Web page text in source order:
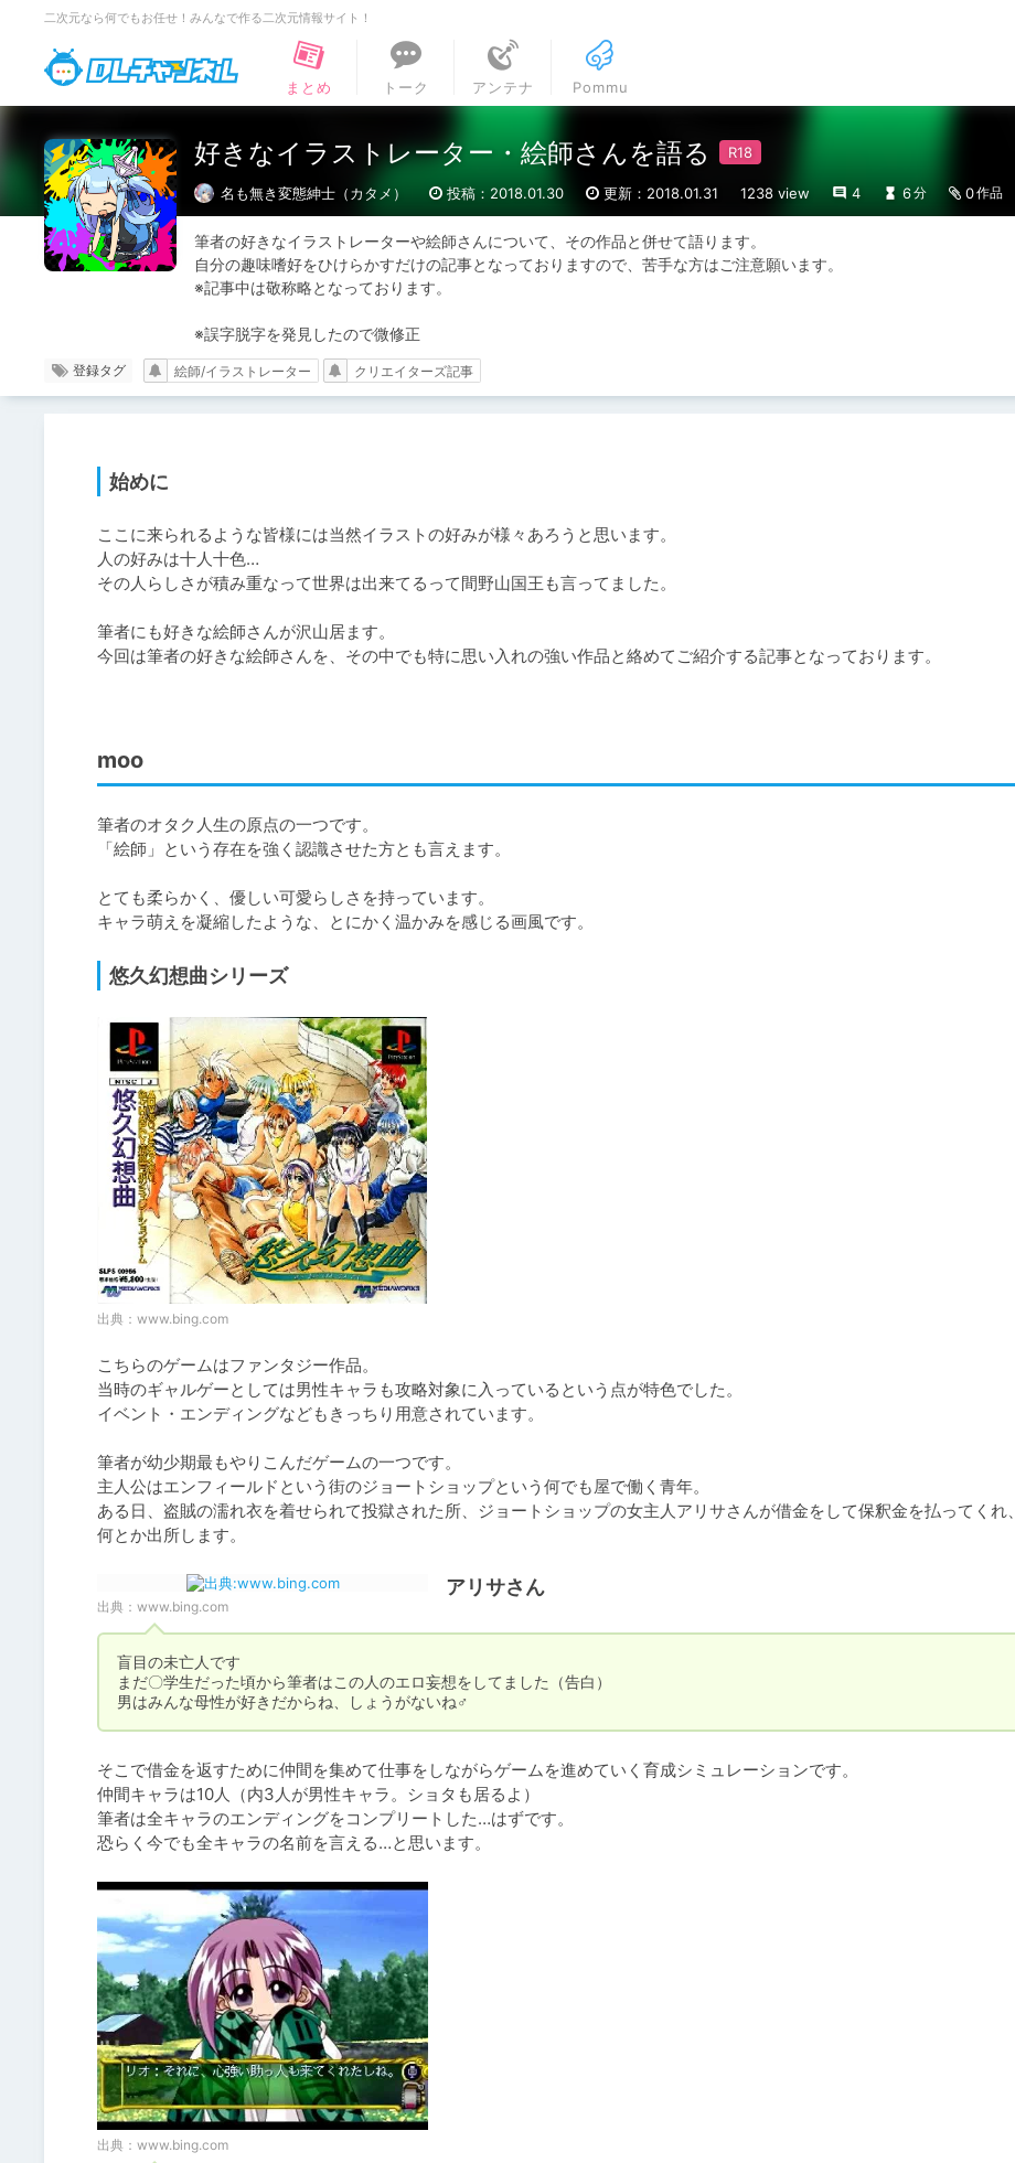
二次元なら何でもお任せ！みんなで作る二次元情報サイト！
DLチャンネル
まとめ
トーク アンテナ Pommu
好きなイラストレーター・絵師さんを語る
名も無き変態紳士（カタメ） 投稿：2018.01.30 更新：2018.01.31 1238 view 4 6分 0作品
筆者の好きなイラストレーターや絵師さんについて、その作品と併せて語ります。
自分の趣味嗜好をひけらかすだけの記事となっておりますので、苦手な方はご注意願います。
※記事中は敬称略となっております。
※誤字脱字を発見したので微修正
登録タグ 絵師/イラストレーター クリエイターズ記事
始めに
ここに来られるような皆様には当然イラストの好みが様々あろうと思います。
人の好みは十人十色…
その人らしさが積み重なって世界は出来てるって間野山国王も言ってました。
筆者にも好きな絵師さんが沢山居ます。
今回は筆者の好きな絵師さんを、その中でも特に思い入れの強い作品と絡めてご紹介する記事となっております。
moo
筆者のオタク人生の原点の一つです。
「絵師」という存在を強く認識させた方とも言えます。
とても柔らかく、優しい可愛らしさを持っています。
キャラ萌えを凝縮したような、とにかく温かみを感じる画風です。
悠久幻想曲シリーズ
出典： www.bing.com
こちらのゲームはファンタジー作品。
当時のギャルゲーとしては男性キャラも攻略対象に入っているという点が特色でした。
イベント・エンディングなどもきっちり用意されています。
筆者が幼少期最もやりこんだゲームの一つです。
主人公はエンフィールドという街のジョートショップという何でも屋で働く青年。
ある日、盗賊の濡れ衣を着せられて投獄された所、ジョートショップの女主人アリサさんが借金をして保釈金を払ってくれ、
何とか出所します。
出典： www.bing.com
アリサさん
盲目の未亡人です
まだ〇学生だった頃から筆者はこの人のエロ妄想をしてました（告白）
男はみんな母性が好きだからね、しょうがないね♂
そこで借金を返すために仲間を集めて仕事をしながらゲームを進めていく育成シミュレーションです。
仲間キャラは10人（内3人が男性キャラ。ショタも居るよ）
筆者は全キャラのエンディングをコンプリートした…はずです。
恐らく今でも全キャラの名前を言える…と思います。
出典： www.bing.com